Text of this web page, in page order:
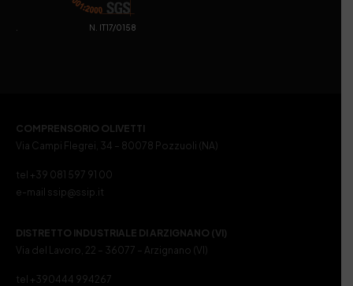
. N. IT17/0158
COMPRENSORIO OLIVETTI
Via Campi Flegrei, 34 – 80078 Pozzuoli (NA)
tel +39 081 597 91 00
e-mail ssip@ssip.it
DISTRETTO INDUSTRIALE DI ARZIGNANO (VI)
Via del Lavoro, 22 – 36077 – Arzignano (VI)
tel +390444 994267